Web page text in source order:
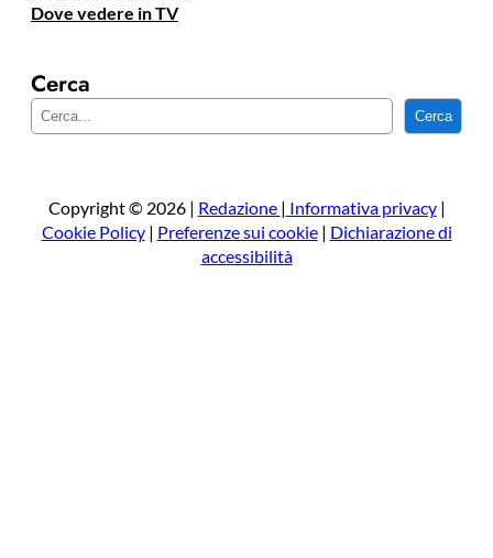
Dove vedere in TV
Cerca
e
a
Cerca
Copyright © 2026 | Redazione | Informativa privacy|
Cookie Policy| Preferenze sui cookie| Dichiarazione di
accessibilità